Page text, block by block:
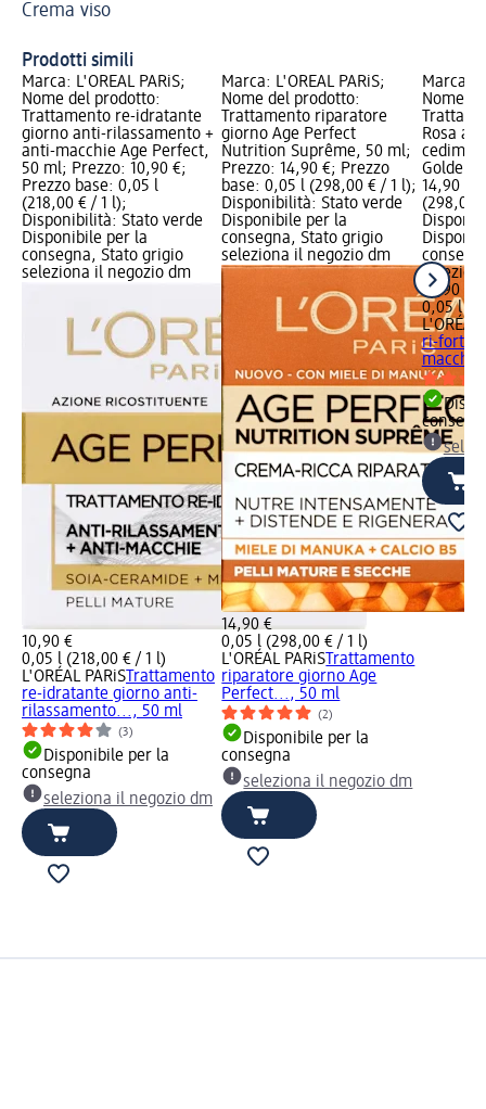
Crema viso
Prodotti simili
Marca: L'ORÉAL PARiS;
Nome del prodotto:
Trattamento re-idratante
giorno anti-rilassamento +
anti-macchie Age Perfect,
50 ml; Prezzo: 10,90 €;
Prezzo base: 0,05 l
(218,00 € / 1 l);
Disponibilità: Stato verde
Disponibile per la
consegna, Stato grigio
seleziona il negozio dm
10,90 €
0,05 l (218,00 € / 1 l)
L'ORÉAL PARiSTrattamento
re-idratante giorno anti-
rilassamento..., 50 ml
(3)
Disponibile per la
consegna
seleziona il negozio dm
Marca: L'ORÉAL PARiS;
Nome del prodotto:
Trattamento riparatore
giorno Age Perfect
Nutrition Suprême, 50 ml;
Prezzo: 14,90 €; Prezzo
base: 0,05 l (298,00 € / 1 l);
Disponibilità: Stato verde
Disponibile per la
consegna, Stato grigio
seleziona il negozio dm
14,90 €
0,05 l (298,00 € / 1 l)
L'ORÉAL PARiSTrattamento
riparatore giorno Age
Perfect..., 50 ml
(2)
Disponibile per la
consegna
seleziona il negozio dm
Marca:
Nome
Rosa
Golden
14,90 €;
(298,00
14,90 €
0,05 l
L'ORÉAL
ri-